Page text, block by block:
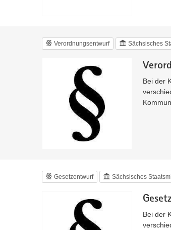
Verordnungsentwurf Sächsisches
Bei der
Gesetzentwurf Sächsisches
Bei der